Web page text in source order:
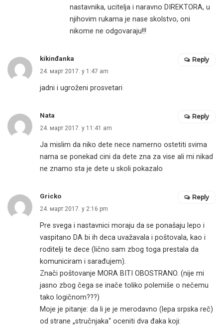
nastavnika, ucitelja i naravno DIREKTORA, u
njihovim rukama je nase skolstvo, oni
nikome ne odgovaraju!!!
kikinđanka
24. март 2017. у 1:47 am
jadni i ugroženi prosvetari
Reply
Nata
24. март 2017. у 11:41 am
Ja mislim da niko dete nece namerno ostetiti svima
nama se ponekad cini da dete zna za vise ali mi nikad
ne znamo sta je dete u skoli pokazalo
Reply
Gricko
24. март 2017. у 2:16 pm
Pre svega i nastavnici moraju da se ponašaju lepo i
vaspitano DA bi ih deca uvažavala i poštovala, kao i
roditelji te dece (lično sam zbog toga prestala da
komuniciram i sarađujem).
Znači poštovanje MORA BITI OBOSTRANO. (nije mi
jasno zbog čega se inače toliko polemiše o nečemu
tako logičnom???)
Moje je pitanje: da li je je merodavno (lepa srpska reč)
od strane „stručnjaka“ oceniti dva đaka koji:
Reply